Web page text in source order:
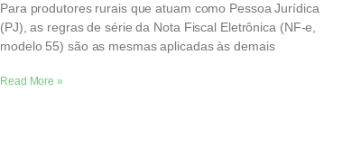
Para produtores rurais que atuam como Pessoa Jurídica
(PJ), as regras de série da Nota Fiscal Eletrônica (NF-e,
modelo 55) são as mesmas aplicadas às demais
Read More »